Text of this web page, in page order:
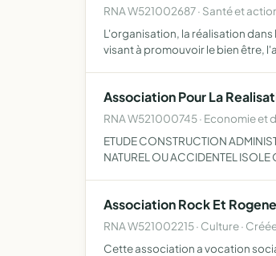
RNA W521002687 · Santé et
L'organisation, la réalisation
visant à promouvoir le bien être,
Association Pour La
RNA W521000745 · Economie et
ETUDE CONSTRUCTION
NATUREL OU ACCIDENTEL ISOLE
Association Rock Et Rogene
RNA W521002215 · Culture ·
Cette association a vocation